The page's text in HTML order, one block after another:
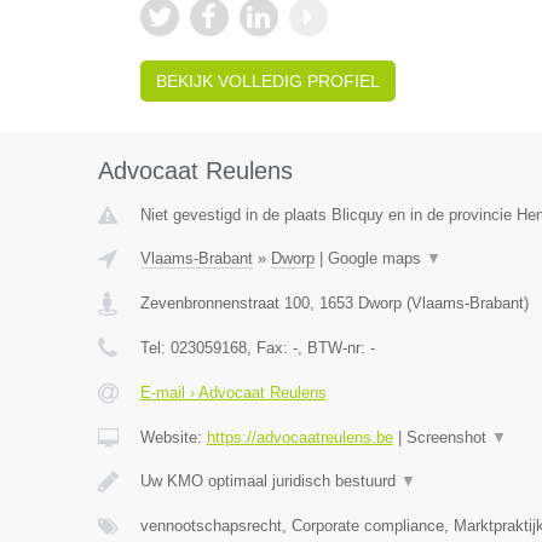
BEKIJK VOLLEDIG PROFIEL
Advocaat Reulens
Niet gevestigd in de plaats Blicquy en in de provincie
Vlaams-Brabant» Dworp| Google maps ▼
Zevenbronnenstraat 100, 1653 Dworp(Vlaams-Brabant)
Tel: 023059168, Fax: -, BTW-nr: -
E-mail › Advocaat Reulens
Website: https://advocaatreulens.be| Screenshot ▼
Uw KMO optimaal juridisch bestuurd ▼
vennootschapsrecht, Corporate compliance,